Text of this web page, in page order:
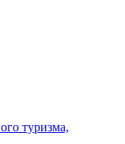
туризма,